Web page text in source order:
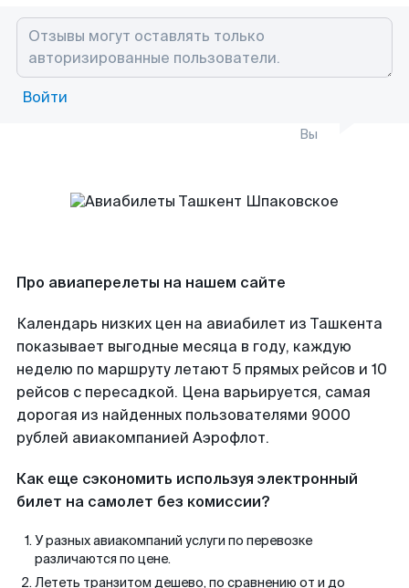
Войти
Вы
Про авиаперелеты на нашем сайте
Календарь низких цен на авиабилет из Ташкента
показывает выгодные месяца в году, каждую
неделю по маршруту летают 5 прямых рейсов и 10
рейсов с пересадкой. Цена варьируется, самая
дорогая из найденных пользователями 9000
рублей авиакомпанией Аэрофлот.
Как еще сэкономить используя электронный
билет на самолет без комиссии?
У разных авиакомпаний услуги по перевозке
различаются по цене.
Лететь транзитом дешево, по сравнению от и до